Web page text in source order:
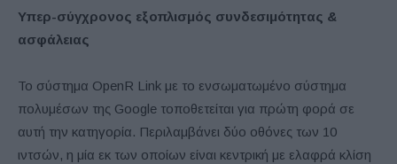
Υπερ-σύγχρονος εξοπλισμός συνδεσιμότητας &
ασφάλειας
Το σύστημα OpenR Link με το ενσωματωμένο σύστημα
πολυμέσων της Google τοποθετείται για πρώτη φορά σε
αυτή την κατηγορία. Περιλαμβάνει δύο οθόνες των 10
ιντσών, η μία εκ των οποίων είναι κεντρική με ελαφρά κλίση